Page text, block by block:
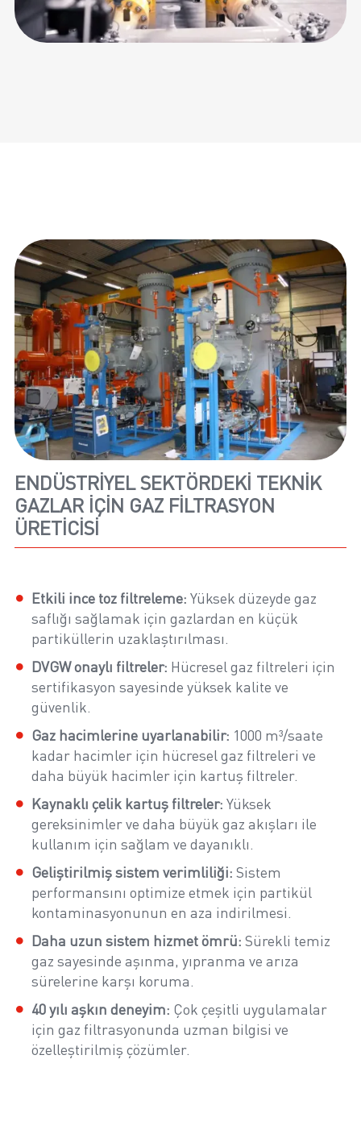
ENDÜSTRIYEL SEKTÖRDEKI TEKNIK
GAZLAR IÇIN GAZ FILTRASYON
ÜRETICISI
Etkili ince toz filtreleme: Yüksek düzeyde gaz
saflığı sağlamak için gazlardan en küçük
partiküllerin uzaklaştırılması.
DVGW onaylı filtreler: Hücresel gaz filtreleri için
sertifikasyon sayesinde yüksek kalite ve
güvenlik.
Gaz hacimlerine uyarlanabilir: 1000 m³/saate
kadar hacimler için hücresel gaz filtreleri ve
daha büyük hacimler için kartuş filtreler.
Kaynaklı çelik kartuş filtreler: Yüksek
gereksinimler ve daha büyük gaz akışları ile
kullanım için sağlam ve dayanıklı.
Geliştirilmiş sistem verimliliği: Sistem
performansını optimize etmek için partikül
kontaminasyonunun en aza indirilmesi.
Daha uzun sistem hizmet ömrü: Sürekli temiz
gaz sayesinde aşınma, yıpranma ve arıza
sürelerine karşı koruma.
40 yılı aşkın deneyim: Çok çeşitli uygulamalar
için gaz filtrasyonunda uzman bilgisi ve
özelleştirilmiş çözümler.